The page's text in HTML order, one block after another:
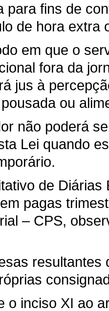
para fins de
de hora extra
em que o
fora da
jus à
ou
não poderá
Lei quando
de Diárias
pagas
– CPS,
resultantes
o inciso XI ao